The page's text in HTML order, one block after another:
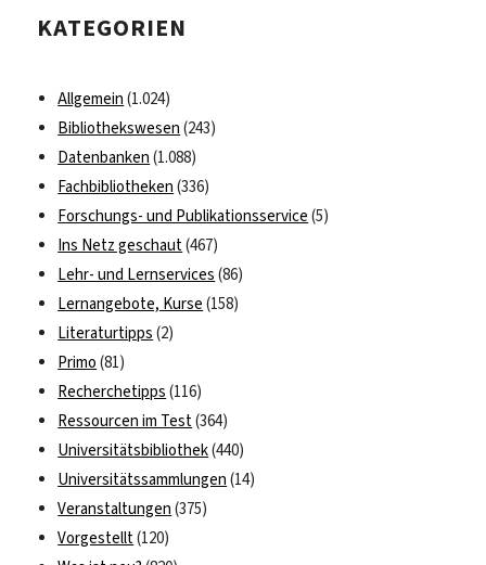
KATEGORIEN
Allgemein (1.024)
Bibliothekswesen (243)
Datenbanken (1.088)
Fachbibliotheken (336)
Forschungs- und Publikationsservice (5)
Ins Netz geschaut(467)
Lehr- und Lernservices (86)
Lernangebote, Kurse (158)
Literaturtipps (2)
Primo (81)
Recherchetipps (116)
Ressourcen im Test(364)
Universitätsbibliothek(440)
Universitätssammlungen (14)
Veranstaltungen (375)
Vorgestellt(120)